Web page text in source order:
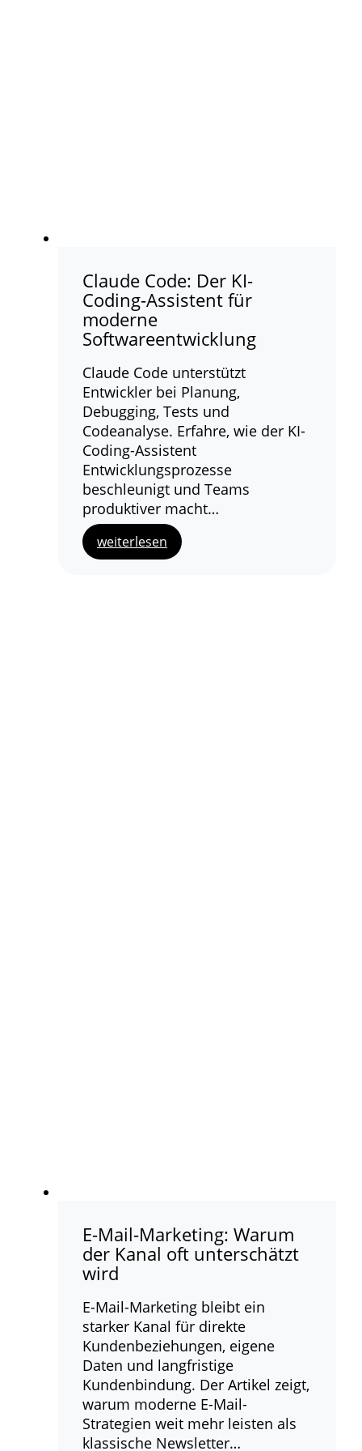
Claude Code: Der KI-
Coding-Assistent für
moderne
Softwareentwicklung
Claude Code unterstützt
Entwickler bei Planung,
Debugging, Tests und
Codeanalyse. Erfahre, wie der KI-
Coding-Assistent
Entwicklungsprozesse
beschleunigt und Teams
produktiver macht…
weiterlesen
E-Mail-Marketing: Warum
der Kanal oft unterschätzt
wird
E-Mail-Marketing bleibt ein
starker Kanal für direkte
Kundenbeziehungen, eigene
Daten und langfristige
Kundenbindung. Der Artikel zeigt,
warum moderne E-Mail-
Strategien weit mehr leisten als
klassische Newsletter…